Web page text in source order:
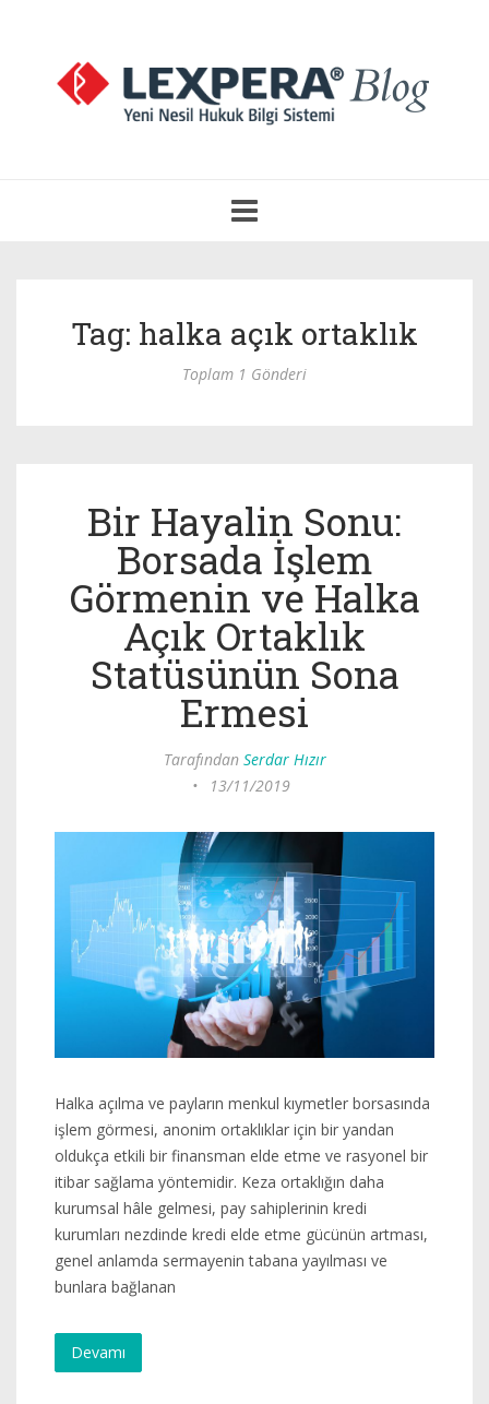
Aç
Tag: halka açık ortaklık
Toplam 1 Gönderi
Bir Hayalin Sonu:
Borsada İşlem
Görmenin ve Halka
Açık Ortaklık
Statüsünün Sona
Ermesi
Tarafından Serdar Hızır
•
13/11/2019
Halka açılma ve payların menkul kıymetler borsasında
işlem görmesi, anonim ortaklıklar için bir yandan
oldukça etkili bir finansman elde etme ve rasyonel bir
itibar sağlama yöntemidir. Keza ortaklığın daha
kurumsal hâle gelmesi, pay sahiplerinin kredi
kurumları nezdinde kredi elde etme gücünün artması,
genel anlamda sermayenin tabana yayılması ve
bunlara bağlanan
Devamı